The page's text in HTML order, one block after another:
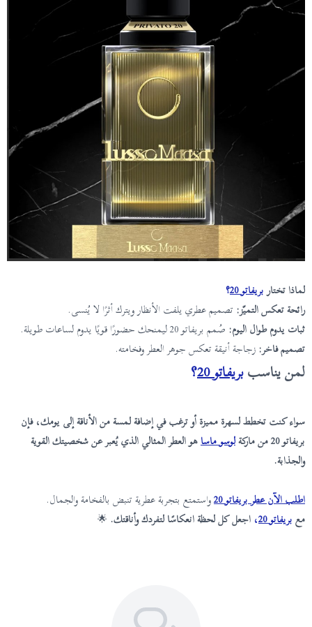
لماذا تختاربريفاتو 20 ؟
رائحة تعكس التميّز: تصميم عطري يلفت الأنظار ويترك أثرًا لا يُنسى.
ثبات يدوم طوال اليوم: صُمم بريفاتو 20 ليمنحك حضورًا قويًا يدوم لساعات طويلة.
تصميم فاخر: زجاجة أنيقة تعكس جوهر العطر وفخامته.
لمن يناسببريفاتو 20 ؟
سواء كنت تخطط لسهرة مميزة أو ترغب في إضافة لمسة من الأناقة إلى يومك، فإن
بريفاتو 20 من ماركة
لوسو ماساهو العطر المثالي الذي يُعبر عن شخصيتك القوية
والجذابة.
اطلب الآن عطر بريفاتو 20 واستمتع بتجربة عطرية تنبض بالفخامة والجمال.
معبريفاتو 20 ، اجعل كل لحظة انعكاسًا لتفردك وأناقتك. 🌟